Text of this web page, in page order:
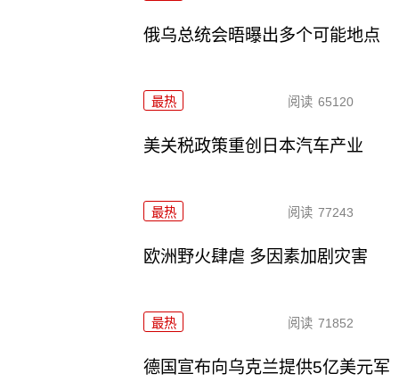
俄乌总统会晤曝出多个可能地点
最热 阅读 65120
美关税政策重创日本汽车产业
最热 阅读 77243
欧洲野火肆虐 多因素加剧灾害
最热 阅读 71852
德国宣布向乌克兰提供5亿美元军